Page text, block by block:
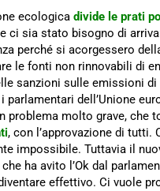
ecologica divide le prati
ci sia stato bisogno di
perché si acorgessero
le fonti non rinnovabili di
sanzioni sulle emissioni di
parlamentari dell’Unione
problema molto grave, che
, con l’approvazione di tutti.
impossibile. Tuttavia il
ha avito l’Ok dal
effettivo. Ci vuole